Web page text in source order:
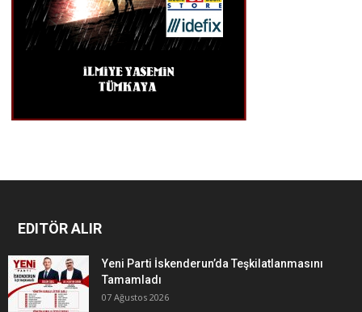
EDITÖR ALIR
Yeni Parti İskenderun’da Teşkilatlanmasını
Tamamladı
07 Ağustos 2026